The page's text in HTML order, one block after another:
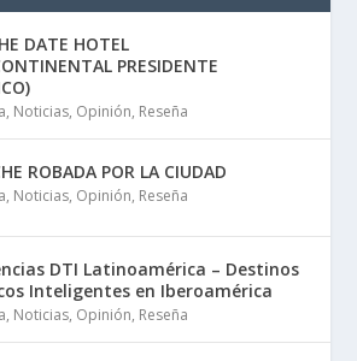
DATE HOTEL
PRESIDENTE
, Noticias, Opinión, Reseña
ROBADA POR LA CIUDAD
, Noticias, Opinión, Reseña
DTI Latinoamérica – Destinos
Inteligentes en Iberoamérica
, Noticias, Opinión, Reseña